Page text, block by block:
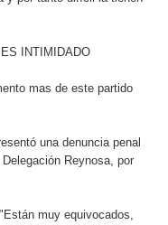
INTIMIDADO
mas de este partido
una denuncia penal
Reynosa, por
muy equivocados,